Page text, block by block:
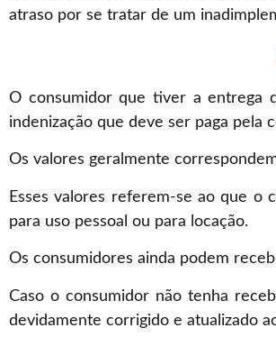
atraso por se tratar de um
O consumidor que tiver a entrega
indenização que deve ser paga pela
Os valores geralmente
Esses valores referem-se ao que o
para uso pessoal ou para locação.
Os consumidores ainda podem
Caso o consumidor não tenha
devidamente corrigido e atualizado